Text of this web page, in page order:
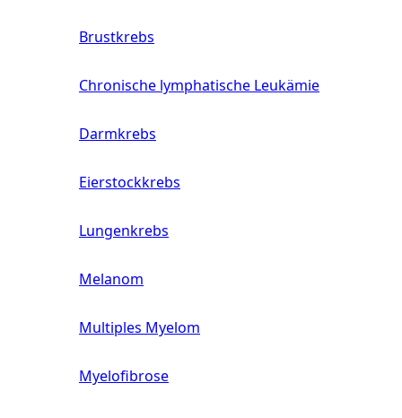
Brustkrebs
Chronische lymphatische Leukämie
Darmkrebs
Eierstockkrebs
Lungenkrebs
Melanom
Multiples Myelom
Myelofibrose